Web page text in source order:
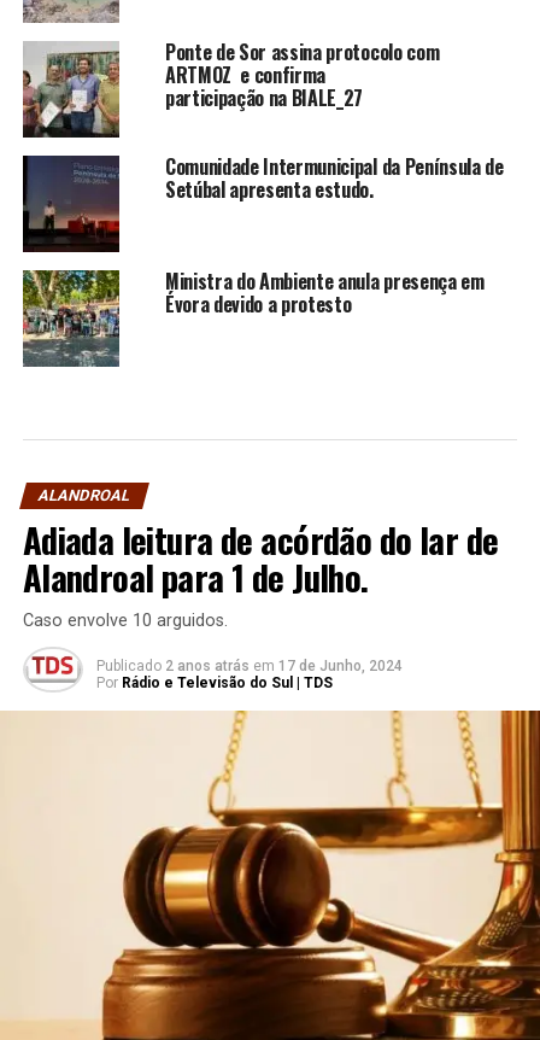
Ponte de Sor assina protocolo com
ARTMOZ e confirma
participação na BIALE_27
Comunidade Intermunicipal da Península de
Setúbal apresenta estudo.
Ministra do Ambiente anula presença em
Évora devido a protesto
ALANDROAL
Adiada leitura de acórdão do lar de
Alandroal para 1 de Julho.
Caso envolve 10 arguidos.
Publicado 2 anos atrás em 17 de Junho, 2024
Por Rádio e Televisão do Sul | TDS